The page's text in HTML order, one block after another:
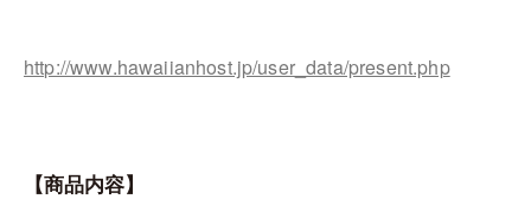
http://www.hawaiianhost.jp/user_data/present.php
【商品内容】